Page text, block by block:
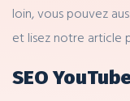
loin, vous pouvez
et lisez notre article
SEO